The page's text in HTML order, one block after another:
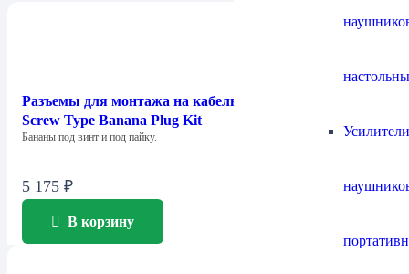
Разъемы для монтажа на кабель Chord Company 4mm
Screw Type Banana Plug Kit
Бананы под винт и под пайку.
5 175 ₽
В корзину